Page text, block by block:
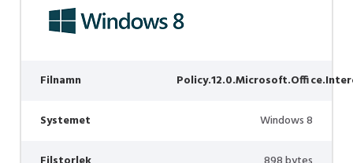
Filnamn
Systemet Windows 8